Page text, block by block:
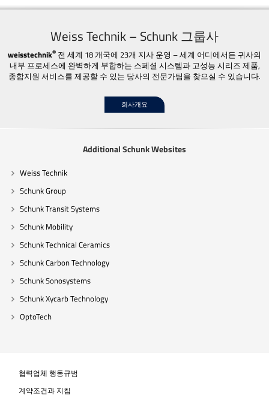
Weiss Technik – Schunk 그룹사
weisstechnik® 전 세계 18 개국에 23개 지사 운영 – 세계 어디에서든 귀사의
내부 프로세스에 완벽하게 부합하는 스페셜 시스템과 고성능 시리즈 제품,
종합지원 서비스를 제공할 수 있는 당사의 전문가팀을 찾으실 수 있습니다.
회사개요
Additional Schunk Websites
Weiss Technik
Schunk Group
Schunk Transit Systems
Schunk Mobility
Schunk Technical Ceramics
Schunk Carbon Technology
Schunk Sonosystems
Schunk Xycarb Technology
OptoTech
협력업체 행동규범
계약조건과 지침